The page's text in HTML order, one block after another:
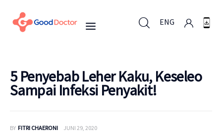
ENG
ENG
5 Penyebab Leher Kaku, Keseleo
Sampai Infeksi Penyakit!
BY FITRI CHAERONI JUNI 29, 2020